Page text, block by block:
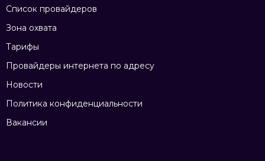
Список провайдеров
Зона охвата
Тарифы
Провайдеры интернета по адресу
Новости
Политика конфиденциальности
Вакансии